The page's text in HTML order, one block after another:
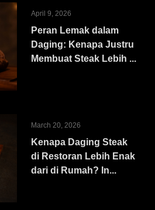
April 9, 2026
Peran Lemak dalam
Daging: Kenapa Justru
Membuat Steak Lebih ...
March 20, 2026
Kenapa Daging Steak
di Restoran Lebih Enak
dari di Rumah? In...